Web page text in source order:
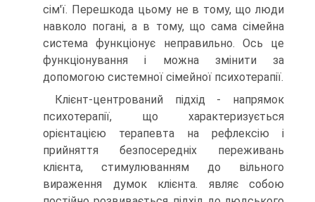
сім'ї. Перешкода цьому не в тому, що люди
навколо погані, а в тому, що сама сімейна
система функціонує неправильно. Ось це
функціонування і можна змінити за
допомогою системної сімейної психотерапії.
Клієнт-центрований підхід - напрямок
психотерапії, що характеризується
орієнтацією терапевта на рефлексію і
прийняття безпосередніх переживань
клієнта, стимулюванням до вільного
вираження думок клієнта. являє собою